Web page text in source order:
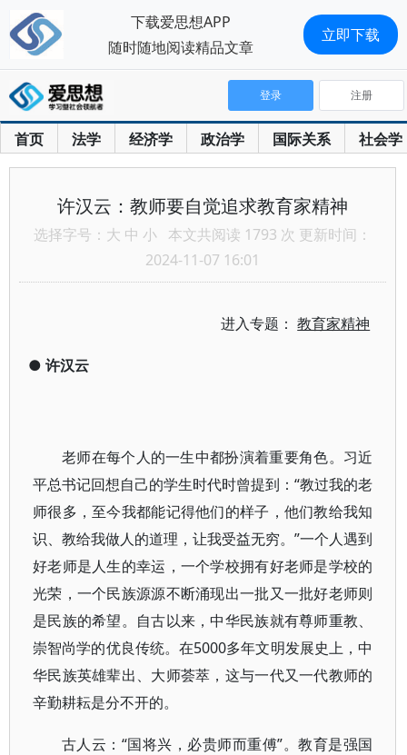
首页 法学 经济学 政治学 国际关系 社会学
登录 注册
许汉云：教师要自觉追求教育家精神
选择字号： 大 中 小 本文共阅读 1793 次 更新时间：
2024-11-07 16:01
进入专题：教育家精神
● 许汉云
老师在每个人的一生中都扮演着重要角色。习近
平总书记回想自己的学生时代时曾提到：“教过我的老
师很多，至今我都能记得他们的样子，他们教给我知
识、教给我做人的道理，让我受益无穷。”一个人遇到
好老师是人生的幸运，一个学校拥有好老师是学校的
光荣，一个民族源源不断涌现出一批又一批好老师则
是民族的希望。自古以来，中华民族就有尊师重教、
崇智尚学的优良传统。在5000多年文明发展史上，中
华民族英雄辈出、大师荟萃，这与一代又一代教师的
辛勤耕耘是分不开的。
古人云：“国将兴，必贵师而重傅”。教育是强国
下载爱思想APP
随时随地阅读精品文章
立即下载